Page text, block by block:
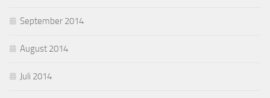
September 2014
August 2014
Juli 2014